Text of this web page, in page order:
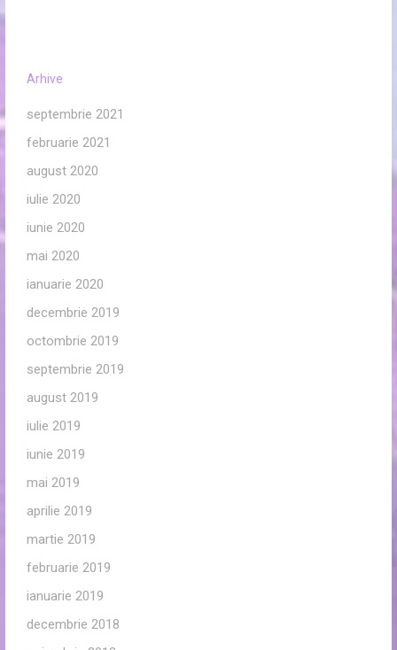
Arhive
septembrie 2021
februarie 2021
august 2020
iulie 2020
iunie 2020
mai 2020
ianuarie 2020
decembrie 2019
octombrie 2019
septembrie 2019
august 2019
iulie 2019
iunie 2019
mai 2019
aprilie 2019
martie 2019
februarie 2019
ianuarie 2019
decembrie 2018